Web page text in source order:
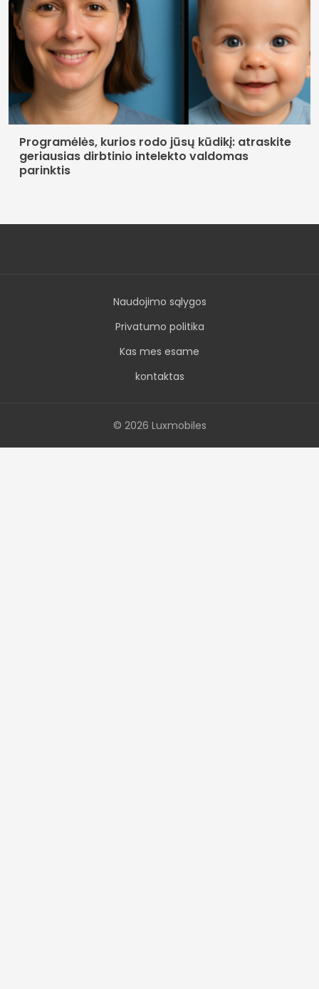
Programėlės, kurios rodo jūsų kūdikį: atraskite
geriausias dirbtinio intelekto valdomas
parinktis
Naudojimo sąlygos
Privatumo politika
Kas mes esame
kontaktas
© 2026 Luxmobiles